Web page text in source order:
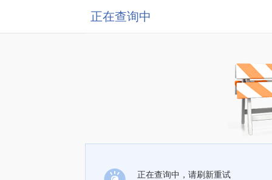
正在查询中
正在查询中，请刷新重试